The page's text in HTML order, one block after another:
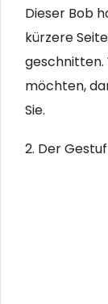
Dieser Bob
kürzere
geschnitten.
möchten,
Sie.
2. Der